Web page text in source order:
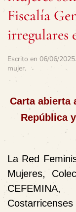
Fiscalía
Escrito en 06/06/2025
mujer.
Carta abierta
República
La Red
Mujeres,